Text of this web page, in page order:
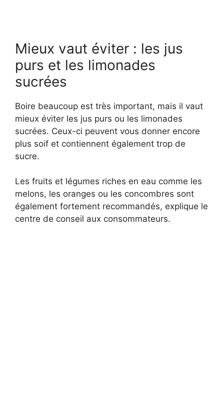
Mieux vaut éviter : les jus
purs et les limonades
sucrées
Boire beaucoup est très important, mais il vaut
mieux éviter les jus purs ou les limonades
sucrées. Ceux-ci peuvent vous donner encore
plus soif et contiennent également trop de
sucre.
Les fruits et légumes riches en eau comme les
melons, les oranges ou les concombres sont
également fortement recommandés, explique le
centre de conseil aux consommateurs.